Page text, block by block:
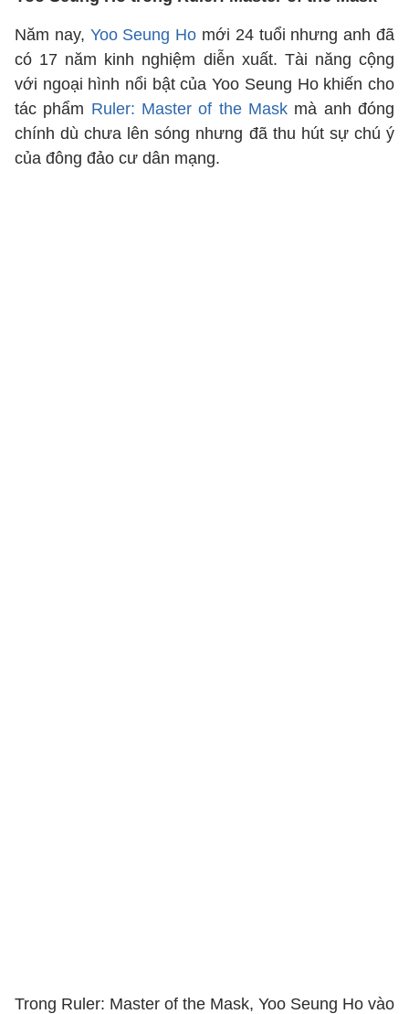
Năm nay, Yoo Seung Ho mới 24 tuổi nhưng anh đã
có 17 năm kinh nghiệm diễn xuất. Tài năng cộng
với ngoại hình nổi bật của Yoo Seung Ho khiến cho
tác phẩm Ruler: Master of the Mask mà anh đóng
chính dù chưa lên sóng nhưng đã thu hút sự chú ý
của đông đảo cư dân mạng.
Trong Ruler: Master of the Mask, Yoo Seung Ho vào